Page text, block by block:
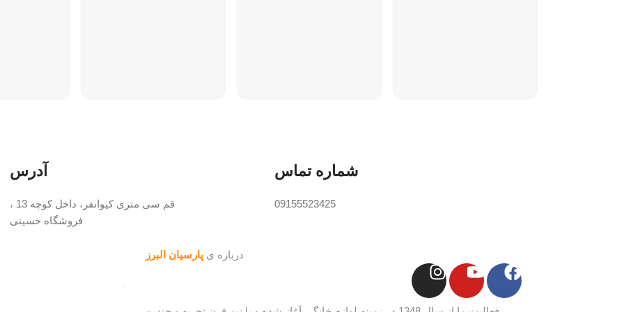
شماره تماس
09155523425
آدرس
قم سی متری کیوانفر، داخل کوچه 13 ،
فروشگاه حسینی
درباره ی پارسیان البرز